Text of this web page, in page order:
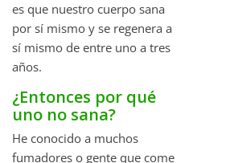
es que nuestro cuerpo sana
por sí mismo y se regenera a
sí mismo de entre uno a tres
años.
¿Entonces por qué
uno no sana?
He conocido a muchos
fumadores o gente que come